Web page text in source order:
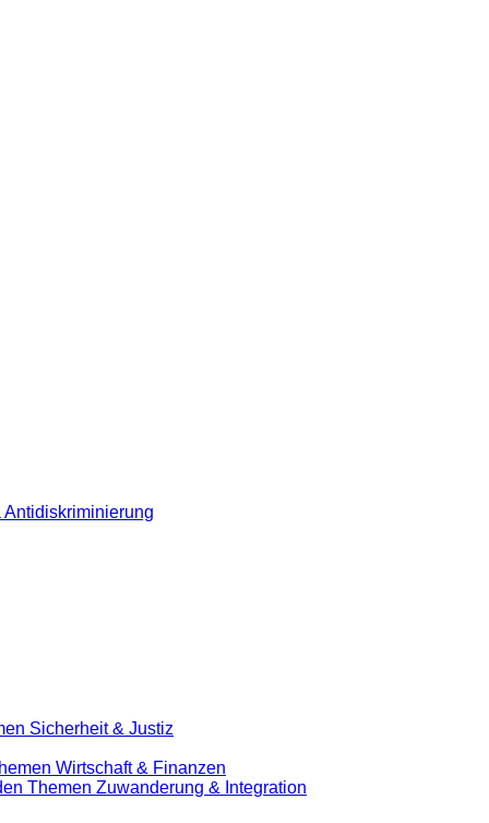
Antidiskriminierung
Sicherheit & Justiz
Wirtschaft & Finanzen
Themen Zuwanderung & Integration